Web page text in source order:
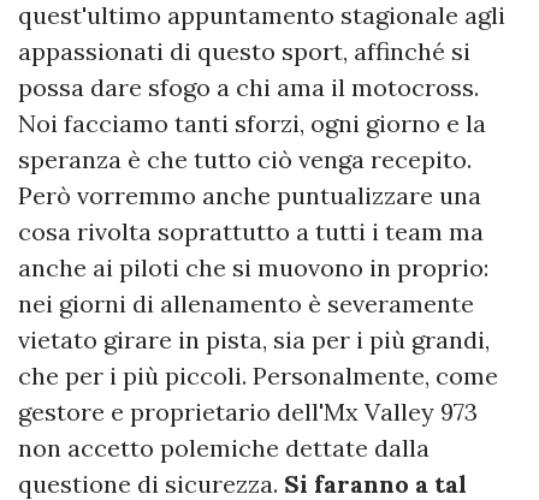
quest'ultimo appuntamento stagionale agli
appassionati di questo sport, affinché si
possa dare sfogo a chi ama il motocross.
Noi facciamo tanti sforzi, ogni giorno e la
speranza è che tutto ciò venga recepito.
Però vorremmo anche puntualizzare una
cosa rivolta soprattutto a tutti i team ma
anche ai piloti che si muovono in proprio:
nei giorni di allenamento è severamente
vietato girare in pista, sia per i più grandi,
che per i più piccoli. Personalmente, come
gestore e proprietario dell'Mx Valley 973
non accetto polemiche dettate dalla
questione di sicurezza. Si faranno a tal